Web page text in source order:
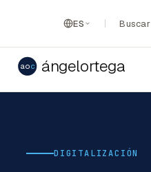
ES Buscar
aoc ángelortega
DIGITALIZACIÓN